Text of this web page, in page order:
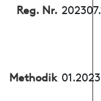
Reg. Nr.
Methodik